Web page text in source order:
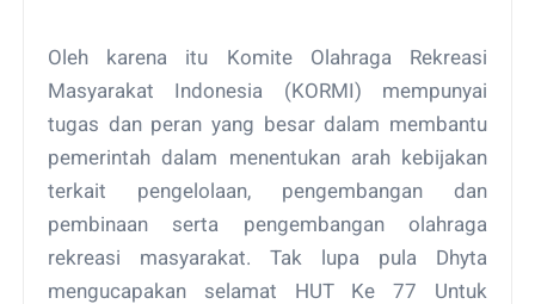
Oleh karena itu Komite Olahraga Rekreasi
Masyarakat Indonesia (KORMI) mempunyai
tugas dan peran yang besar dalam membantu
pemerintah dalam menentukan arah kebijakan
terkait pengelolaan, pengembangan dan
pembinaan serta pengembangan olahraga
rekreasi masyarakat. Tak lupa pula Dhyta
mengucapakan selamat HUT Ke 77 Untuk